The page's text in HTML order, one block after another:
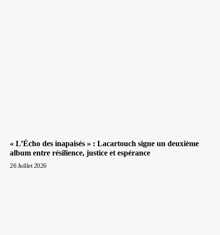
« L’Écho des inapaisés » : Lacartouch signe un deuxième
album entre résilience, justice et espérance
26 Juillet 2026